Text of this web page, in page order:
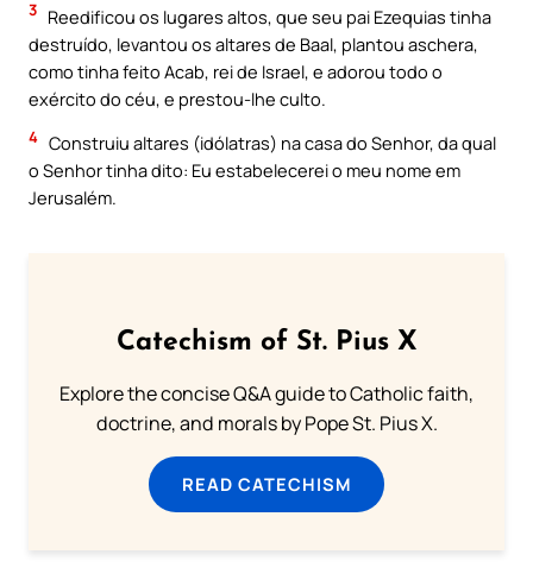
3 Reedificou os lugares altos, que seu pai Ezequias tinha
destruído, levantou os altares de Baal, plantou aschera,
como tinha feito Acab, rei de Israel, e adorou todo o
exército do céu, e prestou-lhe culto.
4 Construiu altares (idólatras) na casa do Senhor, da qual
o Senhor tinha dito: Eu estabelecerei o meu nome em
Jerusalém.
Catechism of St. Pius X
Explore the concise Q&A guide to Catholic faith,
doctrine, and morals by Pope St. Pius X.
READ CATECHISM